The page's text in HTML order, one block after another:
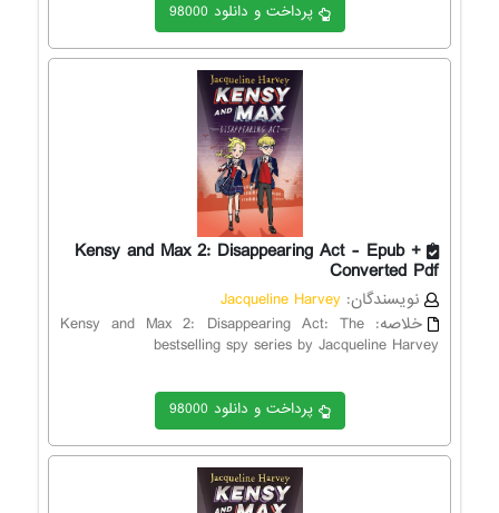
پرداخت و دانلود 98000
Kensy and Max 2: Disappearing Act - Epub +
Converted Pdf
نویسندگان: Jacqueline Harvey
خلاصه:Kensy and Max 2: Disappearing Act: The
bestselling spy series by Jacqueline Harvey
پرداخت و دانلود 98000